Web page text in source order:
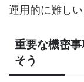
運用的に難しい
重要な機密
そう